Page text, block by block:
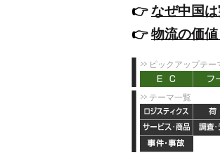
👉️なぜ中国
👉️物流の価
ピックアップテー
テーマ一覧